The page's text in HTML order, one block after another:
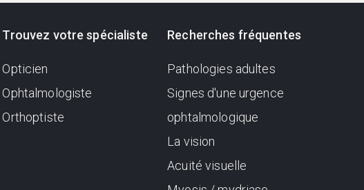
Trouvez votre spécialiste
Opticien
Ophtalmologiste
Orthoptiste
Recherches fréquentes
Pathologies adultes
Signes d'une urgence
ophtalmologique
La vision
Acuité visuelle